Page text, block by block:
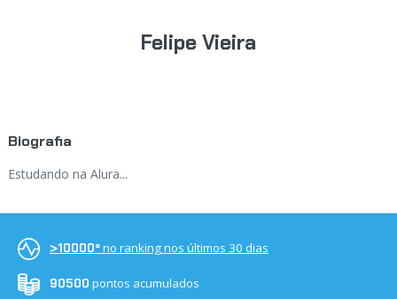
Felipe Vieira
Biografia
Estudando na Alura...
>10000ºno ranking nos últimos 30 dias
90500 pontos acumulados